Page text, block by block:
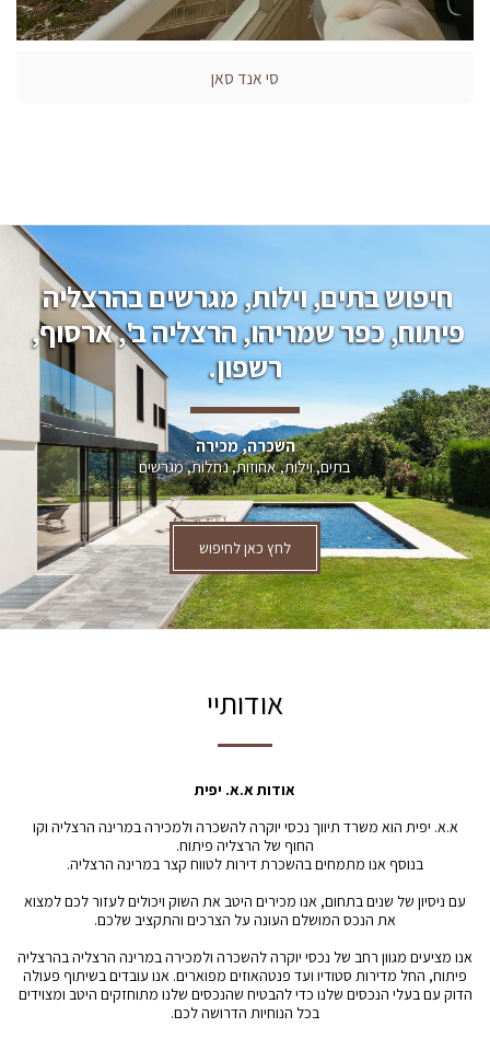
סי אנד סאן
חיפוש בתים, וילות, מגרשים בהרצליה
פיתוח, כפר שמריהו, הרצליה ב', ארסוף,
רשפון.
השכרה, מכירה
בתים, וילות, אחוזות, נחלות, מגרשים
לחץ כאן לחיפוש
אודותיי
אודות א.א. יפית
א.א. יפית הוא משרד תיווך נכסי יוקרה להשכרה ולמכירה במרינה הרצליה וקו
החוף של הרצליה פיתוח.
בנוסף אנו מתמחים בהשכרת דירות לטווח קצר במרינה הרצליה.
עם ניסיון של שנים בתחום, אנו מכירים היטב את השוק ויכולים לעזור לכם למצוא
את הנכס המושלם העונה על הצרכים והתקציב שלכם.
אנו מציעים מגוון רחב של נכסי יוקרה להשכרה ולמכירה במרינה הרצליה בהרצליה
פיתוח, החל מדירות סטודיו ועד פנטהאוזים מפוארים. אנו עובדים בשיתוף פעולה
הדוק עם בעלי הנכסים שלנו כדי להבטיח שהנכסים שלנו מתוחזקים היטב ומצוידים
בכל הנוחיות הדרושה לכם.